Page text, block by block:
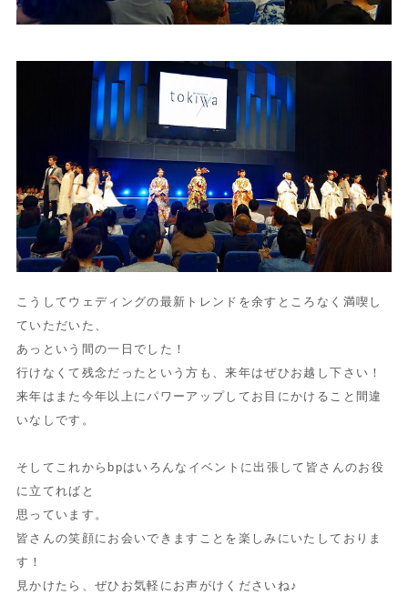
こうしてウェディングの最新トレンドを余すところなく満喫し
てい ただいた、
あっという間の一日でした！
行けなくて残念だったという方も、来年はぜひお越し下さい！
来年はまた今年以上にパワーアップしてお目にかけること間違
いな しです。
そしてこれからbpはいろんなイベントに出張して皆さんのお役
に 立てればと
思っています。
皆さんの笑顔にお会いできますことを楽しみにいたしておりま
す！
見かけたら、ぜひお気軽にお声がけくださいね♪